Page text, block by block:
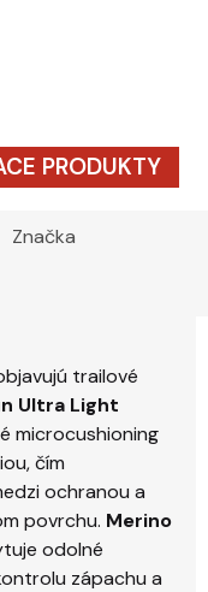
PRODUKTY
Značka
trailové
Ultra Light
microcushioning
čím
ochranou a
povrchu. Merino
odolné
zápachu a